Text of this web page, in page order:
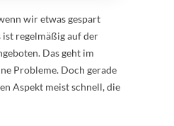
wir etwas gespart
ist regelmäßig auf der
Das geht im
Probleme. Doch gerade
Aspekt meist schnell, die